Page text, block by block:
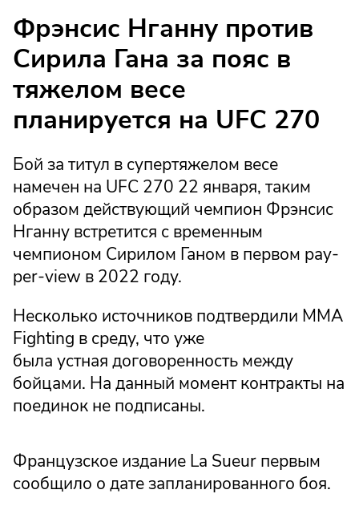
Фрэнсис Нганну против
Сирила Гана за пояс в
тяжелом весе
планируется на UFC 270
Бой за титул в супертяжелом весе
намечен на UFC 270 22 января, таким
образом действующий чемпион Фрэнсис
Нганну встретится с временным
чемпионом Сирилом Ганом в первом pay-
per-view в 2022 году.
Несколько источников подтвердили MMA
Fighting в среду, что уже
была устная договоренность между
бойцами. На данный момент контракты на
поединок не подписаны.
Французское издание La Sueur первым
сообщило о дате запланированного боя.